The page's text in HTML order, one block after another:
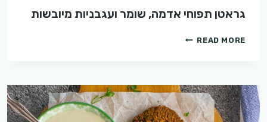
גראטן תפוחי אדמה, שומר ועגבניות מיובשות
READ MOREגראטן
ועגבניות
מיובשות